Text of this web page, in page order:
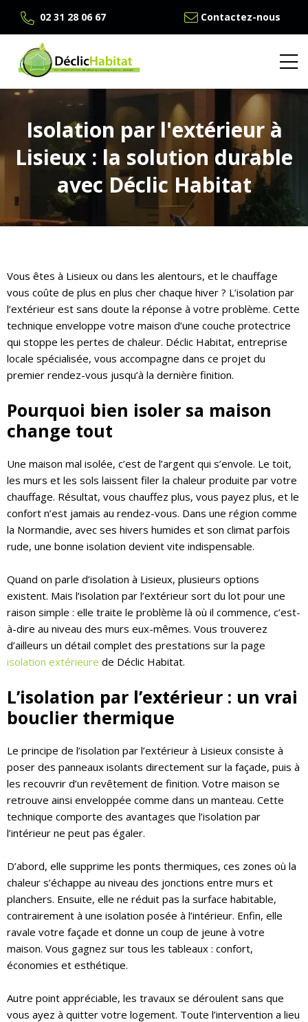
02 31 28 06 67 Contactez-nous
Isolation par l'extérieur à
Lisieux : la solution durable
avec Déclic Habitat
Vous êtes à Lisieux ou dans les alentours, et le chauffage
vous coûte de plus en plus cher chaque hiver ? L’isolation par
l’extérieur est sans doute la réponse à votre problème. Cette
technique enveloppe votre maison d’une couche protectrice
qui stoppe les pertes de chaleur. Déclic Habitat, entreprise
locale spécialisée, vous accompagne dans ce projet du
premier rendez-vous jusqu’à la dernière finition.
Pourquoi bien isoler sa maison
change tout
Une maison mal isolée, c’est de l’argent qui s’envole. Le toit,
les murs et les sols laissent filer la chaleur produite par votre
chauffage. Résultat, vous chauffez plus, vous payez plus, et le
confort n’est jamais au rendez-vous. Dans une région comme
la Normandie, avec ses hivers humides et son climat parfois
rude, une bonne isolation devient vite indispensable.
Quand on parle d’isolation à Lisieux, plusieurs options
existent. Mais l’isolation par l’extérieur sort du lot pour une
raison simple : elle traite le problème là où il commence, c’est-
à-dire au niveau des murs eux-mêmes. Vous trouverez
d’ailleurs un détail complet des prestations sur la page
isolation extérieure de Déclic Habitat.
L’isolation par l’extérieur : un vrai
bouclier thermique
Le principe de l’isolation par l’extérieur à Lisieux consiste à
poser des panneaux isolants directement sur la façade, puis à
les recouvrir d’un revêtement de finition. Votre maison se
retrouve ainsi enveloppée comme dans un manteau. Cette
technique comporte des avantages que l’isolation par
l’intérieur ne peut pas égaler.
D’abord, elle supprime les ponts thermiques, ces zones où la
chaleur s’échappe au niveau des jonctions entre murs et
planchers. Ensuite, elle ne réduit pas la surface habitable,
contrairement à une isolation posée à l’intérieur. Enfin, elle
ravale votre façade et donne un coup de jeune à votre
maison. Vous gagnez sur tous les tableaux : confort,
économies et esthétique.
Autre point appréciable, les travaux se déroulent sans que
vous ayez à quitter votre logement. Toute l’intervention a lieu